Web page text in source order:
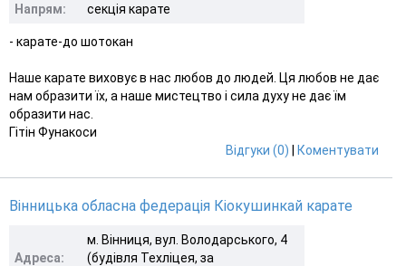
Напрям:
секція карате
- карате-до шотокан
Наше карате виховує в нас любов до людей. Ця любов не дає
нам образити їх, а наше мистецтво і сила духу не дає їм
образити нас.
Гітін Фунакоси
Відгуки (0)
Коментувати
Вінницька обласна федерація Кіокушинкай карате
Адреса:
м. Вінниця, вул. Володарського, 4
(будівля Техліцея, за